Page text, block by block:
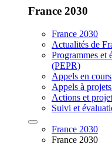
France 2030
France 2030
Actualités de
Programmes et
(PEPR)
Appels en cours
Appels à
Actions et
Suivi et
France 2030
France 2030